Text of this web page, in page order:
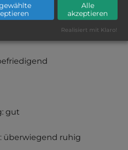
km entfernt
gut
überwiegend ruhig
Alle
akzeptieren
Realisiert mit Klaro!